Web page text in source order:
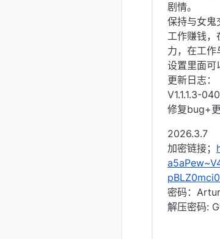
剧情。
保持与女鬼
工作赚钱，
力，在工作
设置里面可
更新日志：
V1.1.1.3-
修复bug+
2026.3.7
加密链接；
密码：
解压密码: